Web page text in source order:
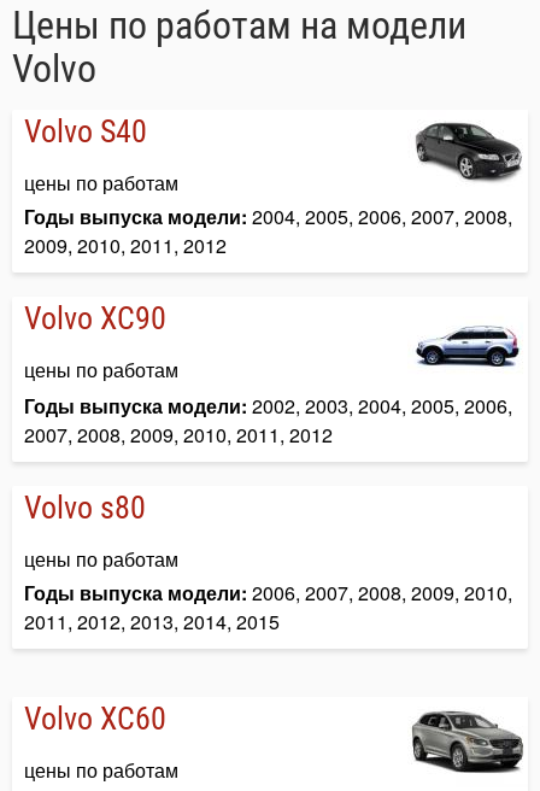
Цены по работам на модели
Volvo
Volvo S40
цены по работам
Годы выпуска модели: 2004, 2005, 2006, 2007, 2008,
2009, 2010, 2011, 2012
Volvo XC90
цены по работам
Годы выпуска модели: 2002, 2003, 2004, 2005, 2006,
2007, 2008, 2009, 2010, 2011, 2012
Volvo s80
цены по работам
Годы выпуска модели: 2006, 2007, 2008, 2009, 2010,
2011, 2012, 2013, 2014, 2015
Volvo XC60
цены по работам